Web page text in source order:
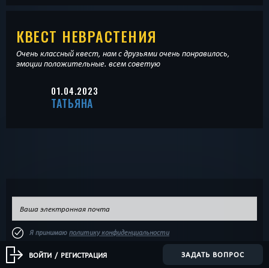
КВЕСТ НЕВРАСТЕНИЯ
Очень классный квест, нам с друзьями очень понравилось,
эмоции положительные. всем советую
01.04.2023
ТАТЬЯНА
Я принимаю политику конфиденциальности
ХОЧУ УЗНАВАТЬ ОБ ОТКРЫТИИ НОВЫХ КОМНАТ
ВОЙТИ / РЕГИСТРАЦИЯ ЗАДАТЬ ВОПРОС